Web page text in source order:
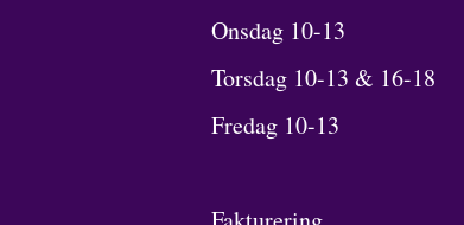
Onsdag 10-13
Torsdag 10-13 & 16-18
Fredag 10-13